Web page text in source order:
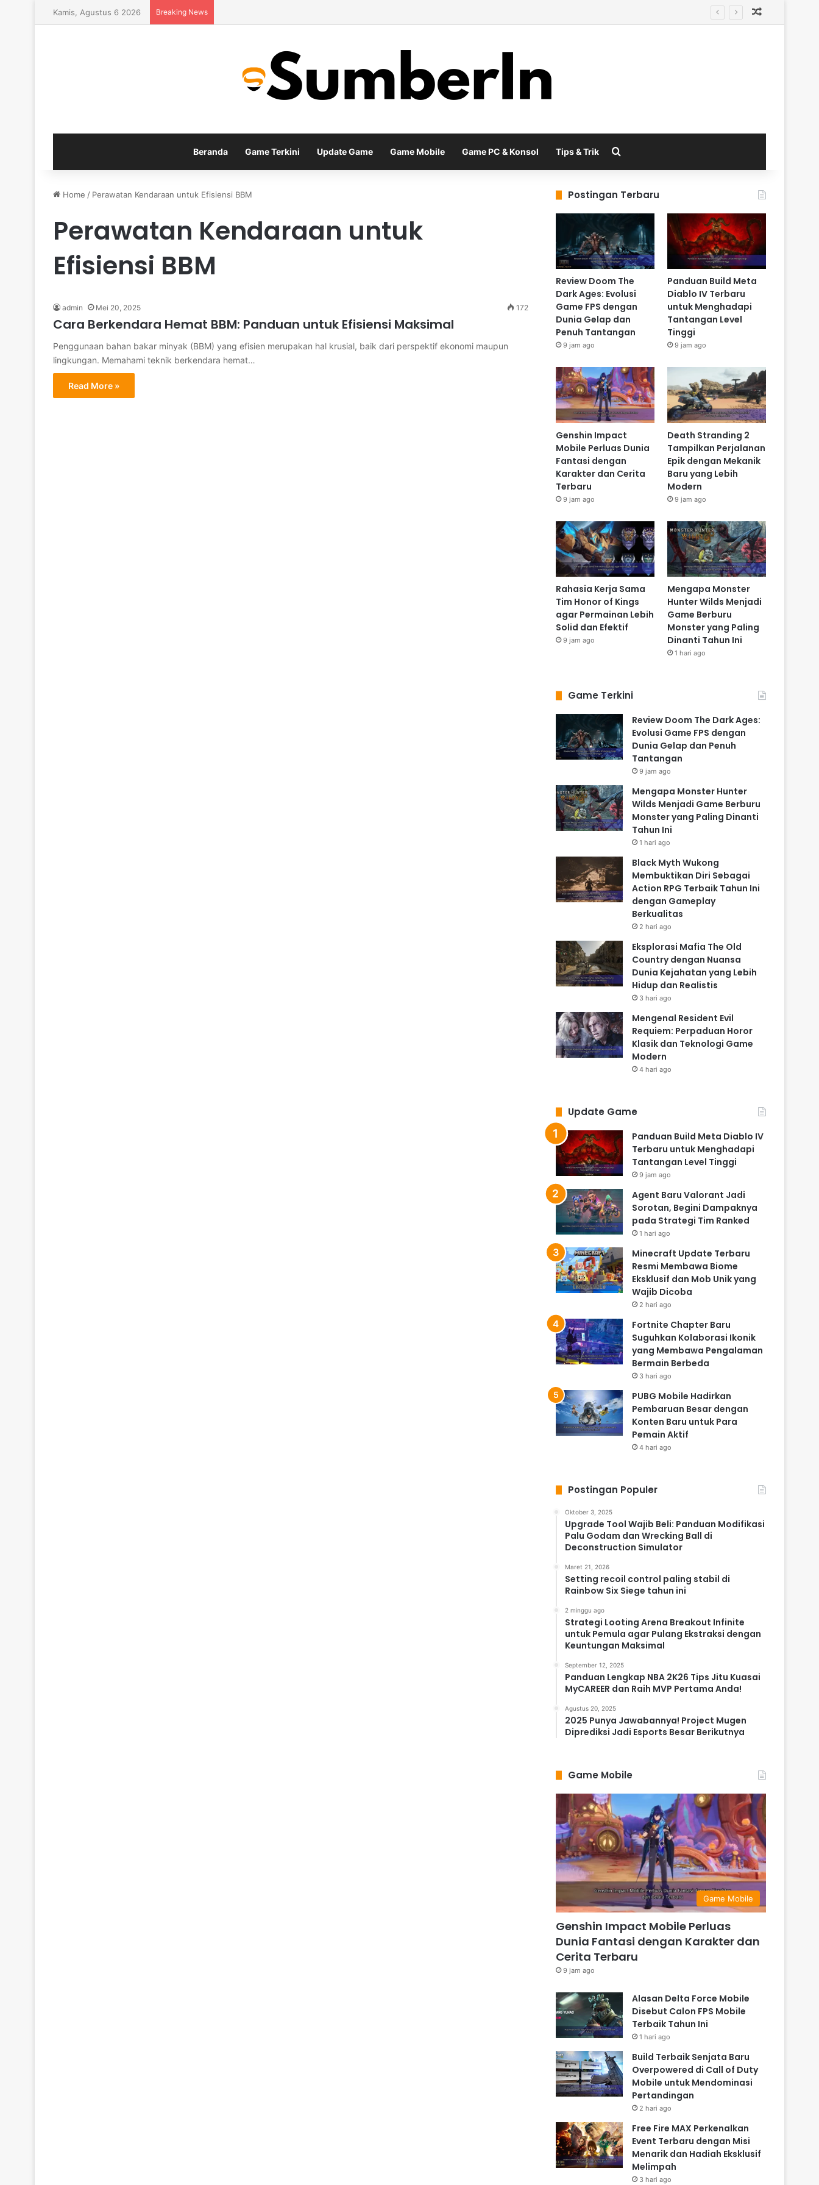
Kamis, Agustus 6 2026 Breaking News
Beranda Game Terkini Update Game Game Mobile Game PC & Konsol Tips & Trik
Home / Perawatan Kendaraan untuk Efisiensi BBM
Perawatan Kendaraan untuk
Efisiensi BBM
admin Mei 20, 2025 172
Cara Berkendara Hemat BBM: Panduan untuk Efisiensi Maksimal
Penggunaan bahan bakar minyak (BBM) yang efisien merupakan hal krusial, baik dari perspektif ekonomi maupun
lingkungan. Memahami teknik berkendara hemat…
Read More »
Postingan Terbaru
Review Doom The
Dark Ages: Evolusi
Game FPS dengan
Dunia Gelap dan
Penuh Tantangan
9 jam ago
Panduan Build Meta
Diablo IV Terbaru
untuk Menghadapi
Tantangan Level
Tinggi
9 jam ago
Genshin Impact
Mobile Perluas Dunia
Fantasi dengan
Karakter dan Cerita
Terbaru
9 jam ago
Death Stranding 2
Tampilkan Perjalanan
Epik dengan Mekanik
Baru yang Lebih
Modern
9 jam ago
Rahasia Kerja Sama
Tim Honor of Kings
agar Permainan Lebih
Solid dan Efektif
9 jam ago
Mengapa Monster
Hunter Wilds Menjadi
Game Berburu
Monster yang Paling
Dinanti Tahun Ini
1 hari ago
Game Terkini
Review Doom The Dark Ages:
Evolusi Game FPS dengan
Dunia Gelap dan Penuh
Tantangan
9 jam ago
Mengapa Monster Hunter
Wilds Menjadi Game Berburu
Monster yang Paling Dinanti
Tahun Ini
1 hari ago
Black Myth Wukong
Membuktikan Diri Sebagai
Action RPG Terbaik Tahun Ini
dengan Gameplay
Berkualitas
2 hari ago
Eksplorasi Mafia The Old
Country dengan Nuansa
Dunia Kejahatan yang Lebih
Hidup dan Realistis
3 hari ago
Mengenal Resident Evil
Requiem: Perpaduan Horor
Klasik dan Teknologi Game
Modern
4 hari ago
Update Game
Panduan Build Meta Diablo IV
Terbaru untuk Menghadapi
Tantangan Level Tinggi
9 jam ago
Agent Baru Valorant Jadi
Sorotan, Begini Dampaknya
pada Strategi Tim Ranked
1 hari ago
Minecraft Update Terbaru
Resmi Membawa Biome
Eksklusif dan Mob Unik yang
Wajib Dicoba
2 hari ago
Fortnite Chapter Baru
Suguhkan Kolaborasi Ikonik
yang Membawa Pengalaman
Bermain Berbeda
3 hari ago
PUBG Mobile Hadirkan
Pembaruan Besar dengan
Konten Baru untuk Para
Pemain Aktif
4 hari ago
Postingan Populer
Oktober 3, 2025
Upgrade Tool Wajib Beli: Panduan Modifikasi
Palu Godam dan Wrecking Ball di
Deconstruction Simulator
Maret 21, 2026
Setting recoil control paling stabil di
Rainbow Six Siege tahun ini
2 minggu ago
Strategi Looting Arena Breakout Infinite
untuk Pemula agar Pulang Ekstraksi dengan
Keuntungan Maksimal
September 12, 2025
Panduan Lengkap NBA 2K26 Tips Jitu Kuasai
MyCAREER dan Raih MVP Pertama Anda!
Agustus 20, 2025
2025 Punya Jawabannya! Project Mugen
Diprediksi Jadi Esports Besar Berikutnya
Game Mobile
Game Mobile
Genshin Impact Mobile Perluas
Dunia Fantasi dengan Karakter dan
Cerita Terbaru
9 jam ago
Alasan Delta Force Mobile
Disebut Calon FPS Mobile
Terbaik Tahun Ini
1 hari ago
Build Terbaik Senjata Baru
Overpowered di Call of Duty
Mobile untuk Mendominasi
Pertandingan
2 hari ago
Free Fire MAX Perkenalkan
Event Terbaru dengan Misi
Menarik dan Hadiah Eksklusif
Melimpah
3 hari ago